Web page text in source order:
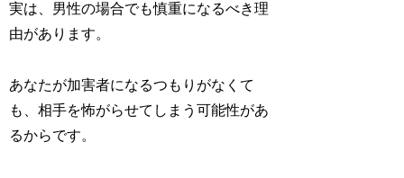
実は、男性の場合でも慎重になるべき理
由があります。
あなたが加害者になるつもりがなくて
も、相手を怖がらせてしまう可能性があ
るからです。